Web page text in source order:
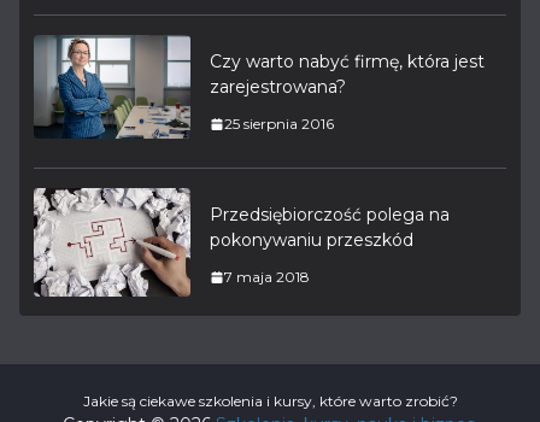
Czy warto nabyć firmę, która jest
zarejestrowana?
25 sierpnia 2016
Przedsiębiorczość polega na
pokonywaniu przeszkód
7 maja 2018
Jakie są ciekawe szkolenia i kursy, które warto zrobić?